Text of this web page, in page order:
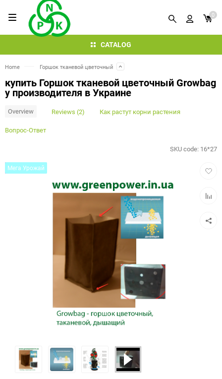
CATALOG
0
Home Горшок тканевой цветочный
купить Горшок тканевой цветочный Growbag
у производителя в Украине
Overview Reviews (2) Как растут корни растения
Вопрос-Ответ
Мега Урожай
Add
Add
to
table
SKU code: 16*27